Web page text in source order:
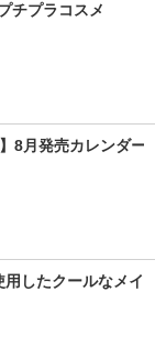
チプラコスメ
8月発売カレンダー
したクールなメイ